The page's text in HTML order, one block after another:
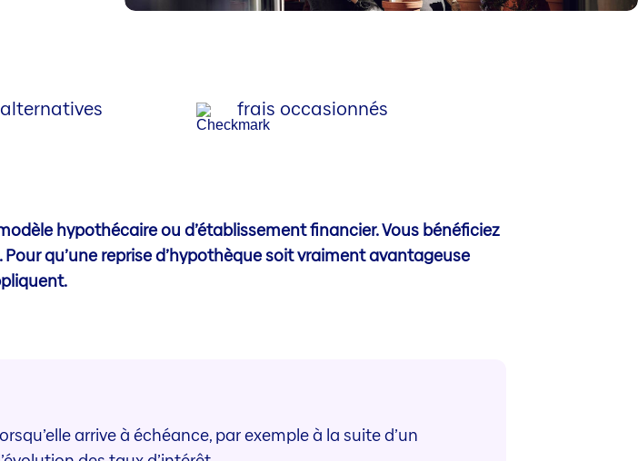
frais occasionnés
hypothécaire ou d’établissement financier. Vous bénéficiez
qu’une reprise d’hypothèque soit vraiment avantageuse
arrive à échéance, par exemple à la suite d’un